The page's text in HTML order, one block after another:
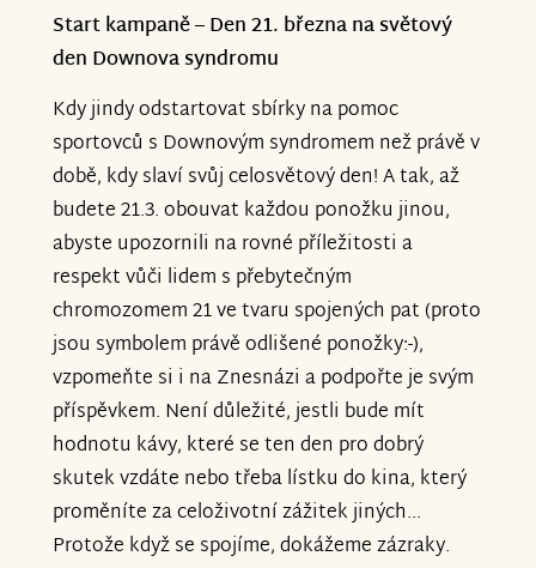
Start kampaně – Den 21. března na světový
den Downova syndromu
Kdy jindy odstartovat sbírky na pomoc
sportovců s Downovým syndromem než právě v
době, kdy slaví svůj celosvětový den! A tak, až
budete 21.3. obouvat každou ponožku jinou,
abyste upozornili na rovné příležitosti a
respekt vůči lidem s přebytečným
chromozomem 21 ve tvaru spojených pat (proto
jsou symbolem právě odlišené ponožky:-),
vzpomeňte si i na Znesnázi a podpořte je svým
příspěvkem. Není důležité, jestli bude mít
hodnotu kávy, které se ten den pro dobrý
skutek vzdáte nebo třeba lístku do kina, který
proměníte za celoživotní zážitek jiných...
Protože když se spojíme, dokážeme zázraky.